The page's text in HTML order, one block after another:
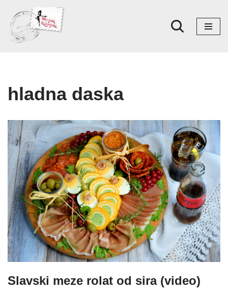
Skoči
na
hladna daska
Slavski meze rolat od sira (video)